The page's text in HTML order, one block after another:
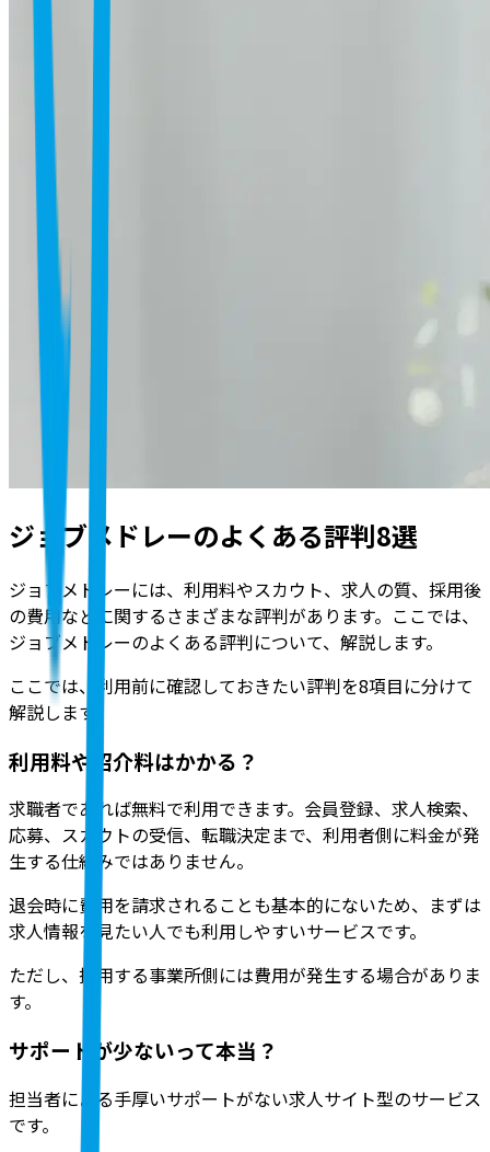
ジョブメドレーのよくある評判8選
ジョブメドレーには、利用料やスカウト、求人の質、採用後
の費用などに関するさまざまな評判があります。ここでは、
ジョブメドレーのよくある評判について、解説します。
ここでは、利用前に確認しておきたい評判を8項目に分けて
解説します。
利用料や紹介料はかかる？
求職者であれば無料で利用できます。会員登録、求人検索、
応募、スカウトの受信、転職決定まで、利用者側に料金が発
生する仕組みではありません。
退会時に費用を請求されることも基本的にないため、まずは
求人情報を見たい人でも利用しやすいサービスです。
ただし、採用する事業所側には費用が発生する場合がありま
す。
サポートが少ないって本当？
担当者による手厚いサポートがない求人サイト型のサービス
です。